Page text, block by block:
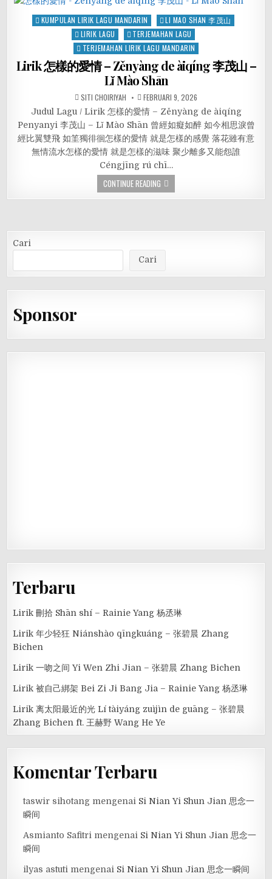
Posted
KUMPULAN LIRIK LAGU MANDARIN
LI MAO SHAN 李茂山
LIRIK LAGU
TERJEMAHAN LAGU
TERJEMAHAN LIRIK LAGU MANDARIN
Lirik 怎樣的愛情 – Zěnyàng de àiqíng 李茂山 –
Lǐ Mào Shān
SITI CHOIRIYAH FEBRUARI 9, 2026
Judul Lagu / Lirik 怎樣的愛情 – Zěnyàng de àiqíng
Penyanyi 李茂山 – Lǐ Mào Shān 曾經如癡如醉 如今相思淚曾
經比翼雙飛 如筀獨徘徊怎樣的愛情 就是怎樣的感覺 落花雖有意
無情流水怎樣的愛情 就是怎樣的滋味 聚少離多又能怨誰
Céngjīng rú chī…
CONTINUE READING
Cari
Cari
Sponsor
Terbaru
Lirik 刪拾 Shān shí – Rainie Yang 杨丞琳
Lirik 年少轻狂 Niánshào qīngkuáng – 张碧晨 Zhang
Bichen
Lirik 一吻之间 Yi Wen Zhi Jian – 张碧晨 Zhang Bichen
Lirik 被自己綁架 Bei Zi Ji Bang Jia – Rainie Yang 杨丞琳
Lirik 离太阳最近的光 Lí tàiyáng zuìjìn de guāng – 张碧晨
Zhang Bichen ft. 王赫野 Wang He Ye
Komentar Terbaru
taswir sihotang mengenai Si Nian Yi Shun Jian 思念一
瞬间
Asmianto Safitri mengenai Si Nian Yi Shun Jian 思念一
瞬间
ilyas astuti mengenai Si Nian Yi Shun Jian 思念一瞬间